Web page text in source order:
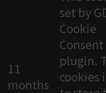
11
months
set by
Cookie
Consent
plugin.
cookies